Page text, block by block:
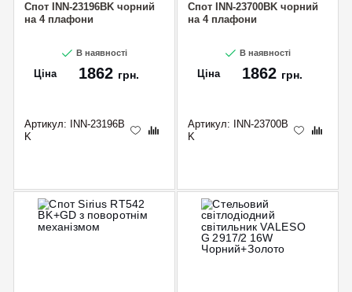
Спот INN-23196BK чорний
на 4 плафони
В наявності
Ціна 1862 грн.
Артикул: INN-23196B
K
Спот INN-23700BK чорний
на 4 плафони
В наявності
Ціна 1862 грн.
Артикул: INN-23700B
K